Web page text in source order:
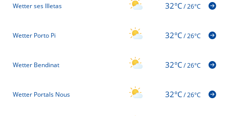
Wetter ses Illetas 32°C/26°C
Wetter Porto Pi 32°C/26°C
Wetter Bendinat 32°C/26°C
Wetter Portals Nous 32°C/26°C